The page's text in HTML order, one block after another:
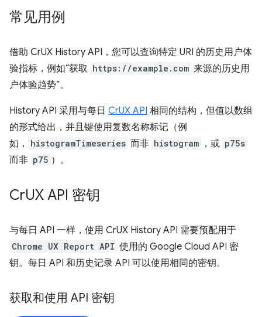
常见用例
借助 CrUX History API，您可以查询特定 URI 的历史用户体
验指标，例如“获取 https://example.com 来源的历史用
户体验趋势”。
History API 采用与每日 CrUX API 相同的结构，但值以数组
的形式给出，并且键使用复数名称标记（例
如，
histogramTimeseries 而非 histogram ，或 p75s
而非 p75 ）。
CrUX API 密钥
与每日 API 一样，使用 CrUX History API 需要预配用于
Chrome UX Report API 使用的 Google Cloud API 密
钥。每日 API 和历史记录 API 可以使用相同的密钥。
获取和使用 API 密钥